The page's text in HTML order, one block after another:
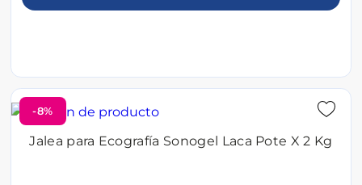
-8%
Jalea para Ecografía Sonogel Laca Pote X 2 Kg